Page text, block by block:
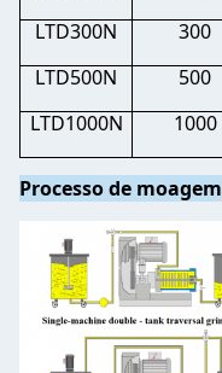
LTD300N
300
LTD500N
500
LTD1000N
1000
Processo de moagem